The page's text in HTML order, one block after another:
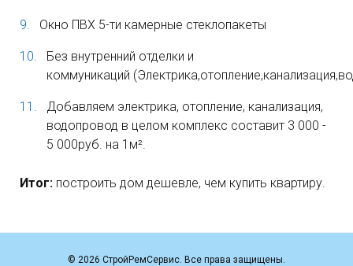
Окно ПВХ 5-ти камерные стеклопакеты
Без внутренний отделки и
коммуникаций
Добавляем электрика, отопление, канализация,
водопровод в целом комплекс составит 3 000 -
5 000руб. на 1м².
Итог: построить дом дешевле, чем купить квартиру.
© 2026 СтройРемСервис. Все права защищены.